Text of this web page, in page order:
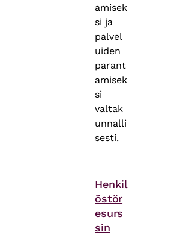
amisek
si ja
palvel
uiden
parant
amisek
si
valtak
unnalli
sesti.
Henkil
östör
esurs
sin